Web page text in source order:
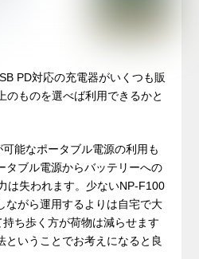
PD対応の充電器がいくつも販
のものを選べば利用できるかと
能なポータブル電源の利用も
タブル電源からバッテリーへの
は失われます。少ないNP-F100
ながら運用するよりは自宅で大
ち歩く方が荷物は減らせます
ということでお考えになると良